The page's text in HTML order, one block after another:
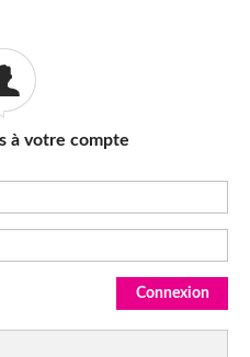
à votre compte